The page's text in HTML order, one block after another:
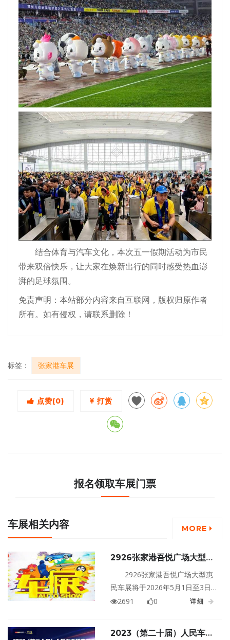
结合体育与汽车文化，本次五一假期活动为市民
带来双倍快乐，让大家在焕新出行的同时感受热血澎
湃的足球氛围。
免责声明：本站部分内容来自互联网，版权归原作者
所有。如有侵权，请联系删除！
标签： 张家港车展
点赞(0) 打赏
报名领取车展门票
车展相关内容 MORE
2926张家港吾悦广场大型惠
民车展2926张家港吾悦广场大型惠
民车展将于2026年5月1日至3日
在江苏苏州家港吾悦广场盛大举
2691 0 详细
2023（第二十届）人民车市